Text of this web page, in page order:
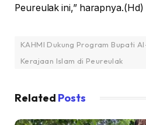
Peureulak ini,” harapnya.(Hd)
KAHMI Dukung Program Bupati
Kerajaan Islam di Peureulak
Related Posts